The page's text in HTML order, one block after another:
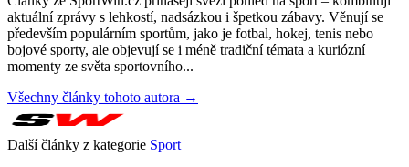
aktuální zprávy s lehkostí, nadsázkou i špetkou zábavy. Věnují se
především populárním sportům, jako je fotbal, hokej, tenis nebo
bojové sporty, ale objevují se i méně tradiční témata a kuriózní
momenty ze světa sportovního...
Všechny články tohoto autora →
Další články z kategorie Sport